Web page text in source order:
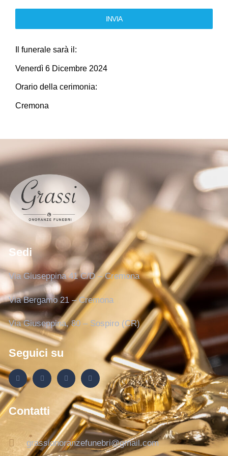
INVIA
Il funerale sarà il:
Venerdì 6 Dicembre 2024
Orario della cerimonia:
Cremona
Sedi
Via Giuseppina 41 C/D – Cremona
Via Bergamo 21 – Cremona
Via Giuseppina, 80 – Sospiro (CR)
Seguici su
Contatti
grassionoranzefunebri@gmail.com